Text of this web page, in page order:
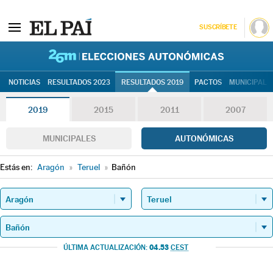
SUSCRÍBETE
NOTICIAS RESULTADOS 2023 RESULTADOS 2019 PACTOS
2019 2015 2011 2007
MUNICIPALES AUTONÓMICAS
Estás en: Aragón » Teruel » Bañón
ÚLTIMA ACTUALIZACIÓN: 04.53 CEST